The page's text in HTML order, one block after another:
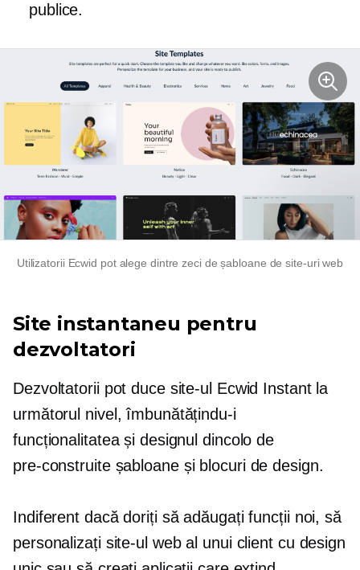
publice.
Utilizatorii Ecwid pot alege dintre zeci de șabloane de site-uri web
Site instantaneu pentru
dezvoltatori
Dezvoltatorii pot duce site-ul Ecwid Instant la
următorul nivel, îmbunătățindu-i
funcționalitatea și designul dincolo de
pre-construiteșabloane și blocuri de design.
Indiferent dacă doriți să adăugați funcții noi, să
personalizați site-ul web al unui client cu design